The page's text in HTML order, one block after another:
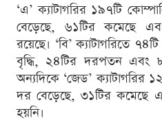
‘এ’ ক্যাটাগরির ১৯৭টি
বেড়েছে, ৬১টির কমেছে
রয়েছে। ‘বি’ ক্যাটাগরিতে
বৃদ্ধি, ২৪টির দরপতন এবং
অন্যদিকে ‘জেড’ ক্যাটাগরির
দর বেড়েছে, ৩১টির কমেছে
হয়নি।